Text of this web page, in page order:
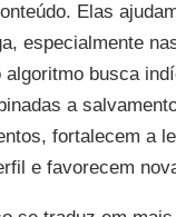
Elas
especialmente
algoritmo busca
a
fortalecem a
e favorecem